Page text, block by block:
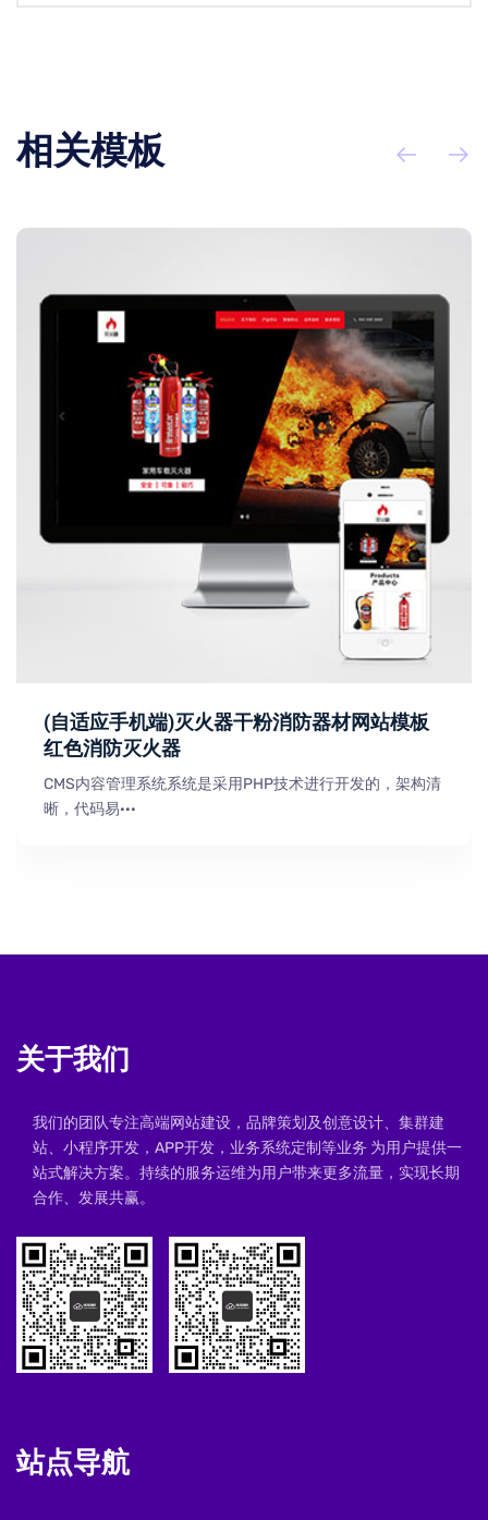
相关模板
(自适应手机端)灭火器干粉消防器材网站模板
红色消防灭火器
CMS内容管理系统系统是采用PHP技术进行开发的，架构清
晰，代码易···
关于我们
我们的团队专注高端网站建设，品牌策划及创意设计、集群建
站、小程序开发，APP开发，业务系统定制等业务 为用户提供一
站式解决方案。持续的服务运维为用户带来更多流量，实现长期
合作、发展共赢。
站点导航